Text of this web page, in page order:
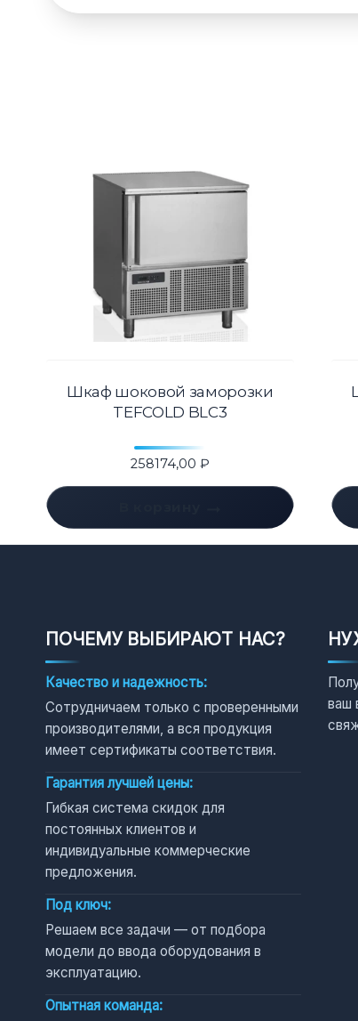
Шкаф шоковой заморозки
TEFCOLD BLC3
258174,00 ₽
ПОЧЕМУ ВЫБИРАЮТ НАС?
Качество и надежность:
Сотрудничаем только с проверенными
производителями, а вся продукция
имеет сертификаты соответствия.
Гарантия лучшей цены:
Гибкая система скидок для
постоянных клиентов и
индивидуальные коммерческие
предложения.
Под ключ:
Решаем все задачи — от подбора
модели до ввода оборудования в
эксплуатацию.
Опытная команда:
ваш